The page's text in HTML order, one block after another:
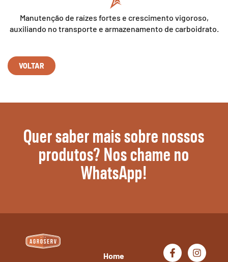
Manutenção de raízes fortes e crescimento vigoroso,
auxiliando no transporte e armazenamento de carboidrato.
VOLTAR
Quer saber mais sobre nossos
produtos? Nos chame no
WhatsApp!
Home